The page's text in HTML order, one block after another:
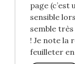
page (c’est
sensible
semble
! Je note la
feuilleter